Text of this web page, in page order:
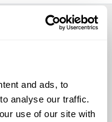
and ads, to
analyse our traffic.
use of our site with